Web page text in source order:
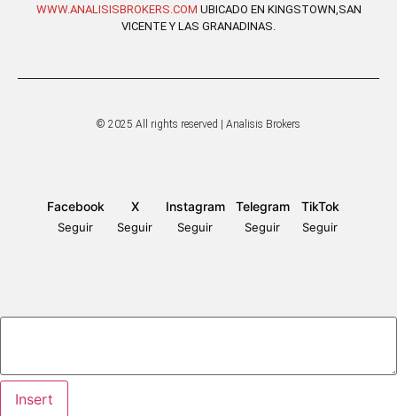
WWW.ANALISISBROKERS.COM UBICADO EN KINGSTOWN,SAN
VICENTE Y LAS GRANADINAS.
© 2025 All rights reserved | Analisis Brokers
Facebook
Seguir
X
Seguir
Instagram
Seguir
Telegram
Seguir
TikTok
Seguir
Insert